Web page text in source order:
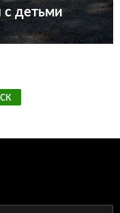
детьми